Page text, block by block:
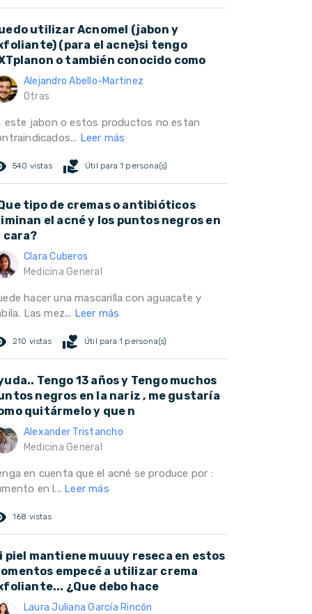
utilizar Acnomel (jabon y
(para el acne)si tengo
o también conocido como
Alejandro Abello-Martinez
Otras
este jabon o estos productos no estan
Leer más
540 vistas volunteer_activism Útil para 1 persona(s)
tipo de cremas o antibióticos
el acné y los puntos negros en
cara?
Clara Cuberos
Medicina General
hacer una mascarilla con aguacate y
Las mez... Leer más
210 vistas volunteer_activism Útil para 1 persona(s)
Tengo 13 años y Tengo muchos
negros en la nariz , me gustaría
quitármelo y que n
Alexander Tristancho
Medicina General
en cuenta que el acné se produce por :
en l... Leer más
168 vistas
piel mantiene muuuy reseca en estos
empecé a utilizar crema
¿Que debo hace
Laura Juliana García Rincón